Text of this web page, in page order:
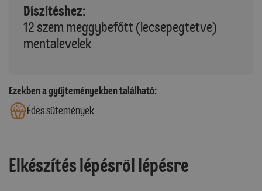
Díszítéshez:
12 szem meggybefőtt (lecsepegtetve)
mentalevelek
Ezekben a gyűjteményekben található:
Édes sütemények
Elkészítés lépésről lépésre